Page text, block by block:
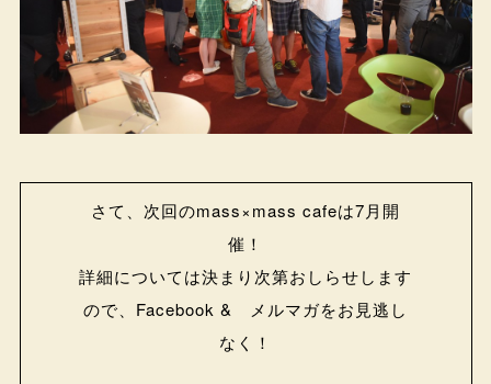
さて、次回のmass×mass cafeは7月開
催！
詳細については決まり次第おしらせします
ので、Facebook & メルマガをお見逃し
なく！